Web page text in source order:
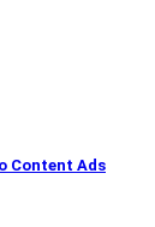
Content Ads